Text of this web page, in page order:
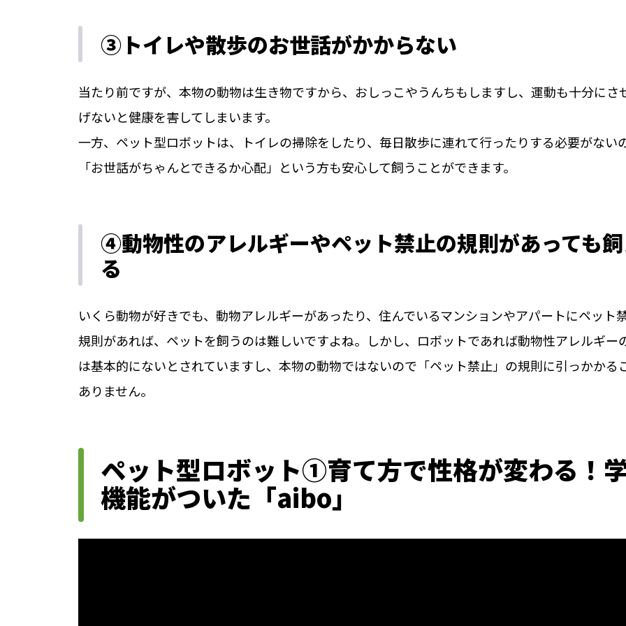
③トイレや散歩のお世話がかからない
当たり前ですが、本物の動物は生き物ですから、おしっこやうんちもしますし、運動も十分にさ
げないと健康を害してしまいます。
一方、ペット型ロボットは、トイレの掃除をしたり、毎日散歩に連れて行ったりする必要がないの
「お世話がちゃんとできるか心配」という方も安心して飼うことができます。
④動物性のアレルギーやペット禁止の規則があっても
る
いくら動物が好きでも、動物アレルギーがあったり、住んでいるマンションやアパートにペット
規則があれば、ペットを飼うのは難しいですよね。しかし、ロボットであれば動物性アレルギー
は基本的にないとされていますし、本物の動物ではないので「ペット禁止」の規則に引っかかる
ありません。
ペット型ロボット①育て方で性格が変わる！
機能がついた「aibo」